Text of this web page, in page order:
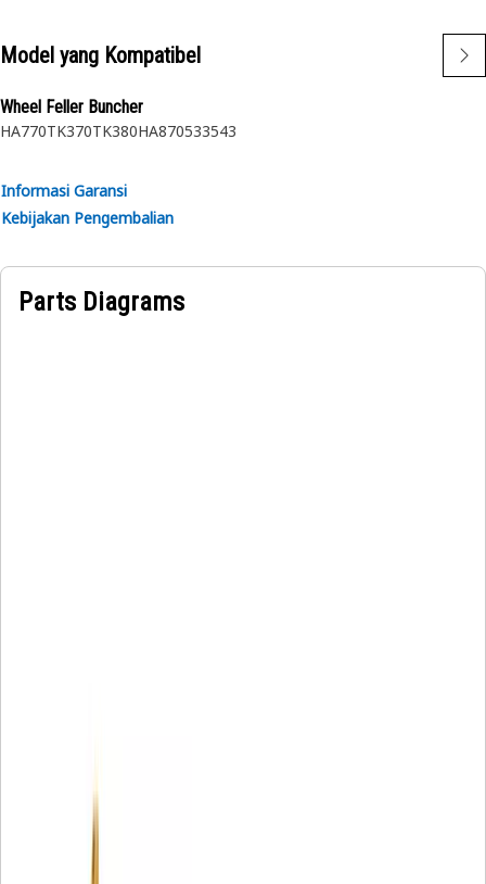
Model yang Kompatibel
Wheel Feller Buncher
HA770TK370TK380HA870533543
Informasi Garansi
Kebijakan Pengembalian
Parts Diagrams